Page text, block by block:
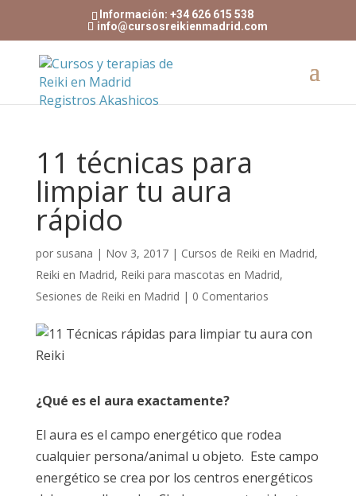
Información: +34 626 615 538
info@cursosreikienmadrid.com
11 técnicas para
limpiar tu aura
rápido
por susana | Nov 3, 2017| Cursos de Reiki en Madrid,
Reiki en Madrid, Reiki para mascotas en Madrid,
Sesiones de Reiki en Madrid | 0 Comentarios
¿Qué es el aura exactamente?
El aura es el campo energético que rodea
cualquier persona/animal u objeto. Este campo
energético se crea por los centros energéticos